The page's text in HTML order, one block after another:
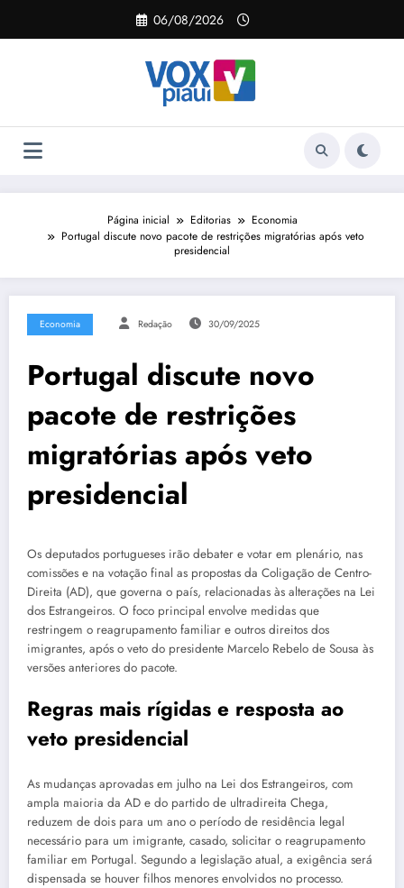
o
06/08/2026
Página inicial Editorias
Economia
Portugal discute novo pacote de restrições migratórias após veto
presidencial
Economia Redação 30/09/2025
Portugal discute novo
pacote de restrições
migratórias após veto
presidencial
Os deputados portugueses irão debater e votar em plenário, nas
comissões e na votação final as propostas da Coligação de Centro-
Direita (AD), que governa o país, relacionadas às alterações na Lei
dos Estrangeiros. O foco principal envolve medidas que
restringem o reagrupamento familiar e outros direitos dos
imigrantes, após o veto do presidente Marcelo Rebelo de Sousa às
versões anteriores do pacote.
Regras mais rígidas e resposta ao
veto presidencial
As mudanças aprovadas em julho na Lei dos Estrangeiros, com
ampla maioria da AD e do partido de ultradireita Chega,
reduzem de dois para um ano o período de residência legal
necessário para um imigrante, casado, solicitar o reagrupamento
familiar em Portugal. Segundo a legislação atual, a exigência será
dispensada se houver filhos menores envolvidos no processo.